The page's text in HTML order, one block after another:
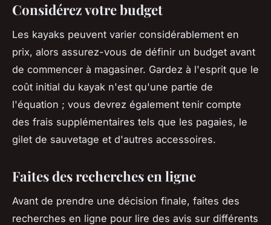
Considérez votre budget
Les kayaks peuvent varier considérablement en
prix, alors assurez-vous de définir un budget avant
de commencer à magasiner. Gardez à l'esprit que le
coût initial du kayak n'est qu'une partie de
l'équation ; vous devrez également tenir compte
des frais supplémentaires tels que les pagaies, le
gilet de sauvetage et d'autres accessoires.
Faites des recherches en ligne
Avant de prendre une décision finale, faites des
recherches en ligne pour lire des avis sur différents